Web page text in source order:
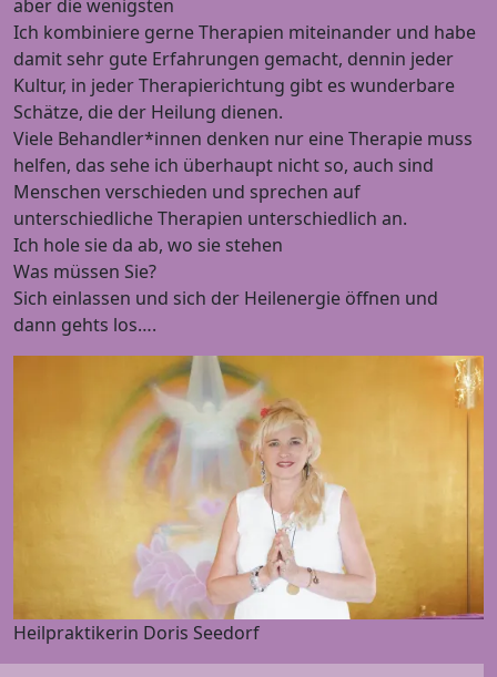
aber die wenigsten
Ich kombiniere gerne Therapien miteinander und habe
damit sehr gute Erfahrungen gemacht, dennin jeder
Kultur, in jeder Therapierichtung gibt es wunderbare
Schätze, die der Heilung dienen.
Viele Behandler*innen denken nur eine Therapie muss
helfen, das sehe ich überhaupt nicht so, auch sind
Menschen verschieden und sprechen auf
unterschiedliche Therapien unterschiedlich an.
Ich hole sie da ab, wo sie stehen
Was müssen Sie?
Sich einlassen und sich der Heilenergie öffnen und
dann gehts los….
Heilpraktikerin Doris Seedorf